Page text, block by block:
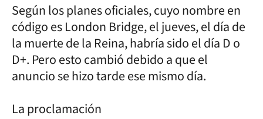
Según los planes oficiales, cuyo nombre en
código es London Bridge, el jueves, el día de
la muerte de la Reina, habría sido el día D o
D+. Pero esto cambió debido a que el
anuncio se hizo tarde ese mismo día.
La proclamación